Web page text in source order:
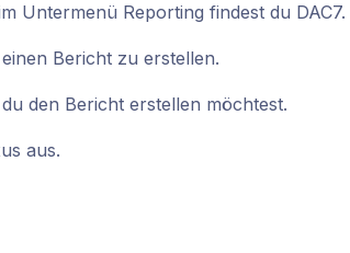
Untermenü Reporting findest du DAC7.
Bericht zu erstellen.
den Bericht erstellen möchtest.
aus.